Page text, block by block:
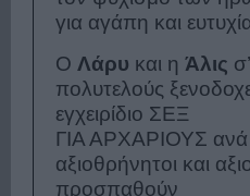
για αγάπη και
Ο Λάρυ και η Άλις
πολυτελούς
εγχειρίδιο ΣΕΞ
ΓΙΑ ΑΡΧΑΡΙΟΥΣ ανά
αξιοθρήνητοι και
προσπαθούν